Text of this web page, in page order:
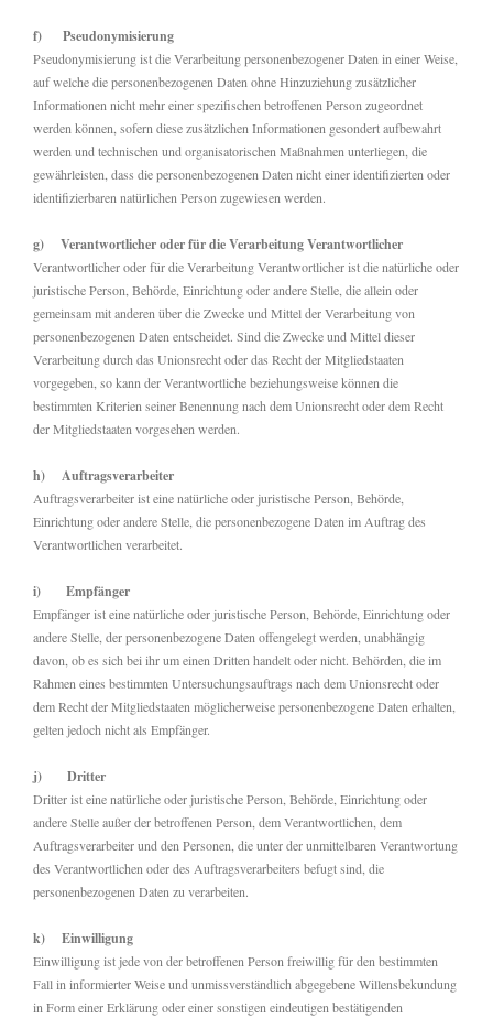
f) Pseudonymisierung
Pseudonymisierung ist die Verarbeitung personenbezogener Daten in einer Weise,
auf welche die personenbezogenen Daten ohne Hinzuziehung zusätzlicher
Informationen nicht mehr einer spezifischen betroffenen Person zugeordnet
werden können, sofern diese zusätzlichen Informationen gesondert aufbewahrt
werden und technischen und organisatorischen Maßnahmen unterliegen, die
gewährleisten, dass die personenbezogenen Daten nicht einer identifizierten oder
identifizierbaren natürlichen Person zugewiesen werden.
g) Verantwortlicher oder für die Verarbeitung Verantwortlicher
Verantwortlicher oder für die Verarbeitung Verantwortlicher ist die natürliche oder
juristische Person, Behörde, Einrichtung oder andere Stelle, die allein oder
gemeinsam mit anderen über die Zwecke und Mittel der Verarbeitung von
personenbezogenen Daten entscheidet. Sind die Zwecke und Mittel dieser
Verarbeitung durch das Unionsrecht oder das Recht der Mitgliedstaaten
vorgegeben, so kann der Verantwortliche beziehungsweise können die
bestimmten Kriterien seiner Benennung nach dem Unionsrecht oder dem Recht
der Mitgliedstaaten vorgesehen werden.
h) Auftragsverarbeiter
Auftragsverarbeiter ist eine natürliche oder juristische Person, Behörde,
Einrichtung oder andere Stelle, die personenbezogene Daten im Auftrag des
Verantwortlichen verarbeitet.
i) Empfänger
Empfänger ist eine natürliche oder juristische Person, Behörde, Einrichtung oder
andere Stelle, der personenbezogene Daten offengelegt werden, unabhängig
davon, ob es sich bei ihr um einen Dritten handelt oder nicht. Behörden, die im
Rahmen eines bestimmten Untersuchungsauftrags nach dem Unionsrecht oder
dem Recht der Mitgliedstaaten möglicherweise personenbezogene Daten erhalten,
gelten jedoch nicht als Empfänger.
j) Dritter
Dritter ist eine natürliche oder juristische Person, Behörde, Einrichtung oder
andere Stelle außer der betroffenen Person, dem Verantwortlichen, dem
Auftragsverarbeiter und den Personen, die unter der unmittelbaren Verantwortung
des Verantwortlichen oder des Auftragsverarbeiters befugt sind, die
personenbezogenen Daten zu verarbeiten.
k) Einwilligung
Einwilligung ist jede von der betroffenen Person freiwillig für den bestimmten
Fall in informierter Weise und unmissverständlich abgegebene Willensbekundung
in Form einer Erklärung oder einer sonstigen eindeutigen bestätigenden